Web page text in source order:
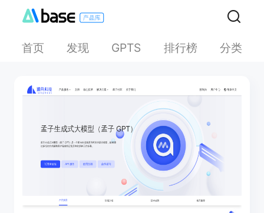
首页 发现 GPTS 排行榜 分类